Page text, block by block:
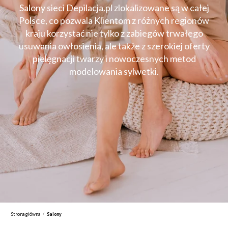
Salony sieci Depilacja.pl zlokalizowane są w całej
Polsce, co pozwala Klientom z różnych regionów
kraju korzystać nie tylko z zabiegów trwałego
usuwania owłosienia, ale także z szerokiej oferty
pielęgnacji twarzy i nowoczesnych metod
modelowania sylwetki.
Strona główna / Salony